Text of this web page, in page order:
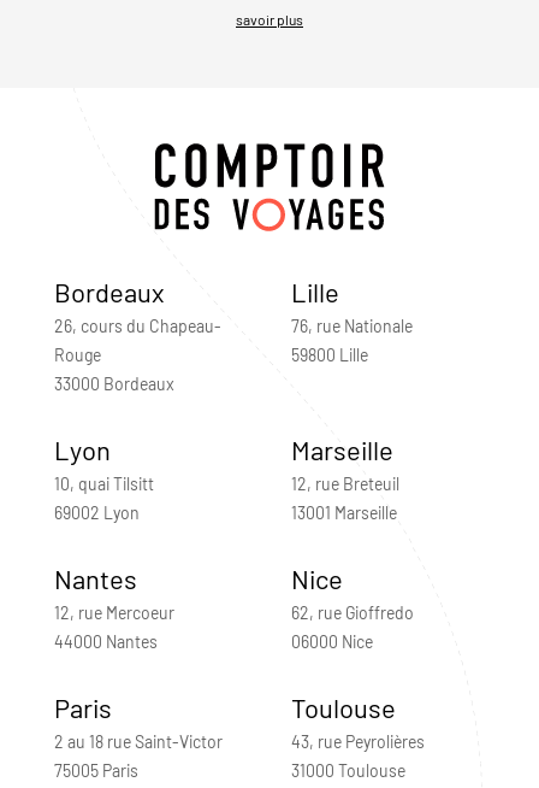
savoir plus
Bordeaux
26, cours du Chapeau-
Rouge
33000 Bordeaux
Lille
76, rue Nationale
59800 Lille
Lyon
10, quai Tilsitt
69002 Lyon
Marseille
12, rue Breteuil
13001 Marseille
Nantes
12, rue Mercoeur
44000 Nantes
Nice
62, rue Gioffredo
06000 Nice
Paris
2 au 18 rue Saint-Victor
75005 Paris
Toulouse
43, rue Peyrolières
31000 Toulouse